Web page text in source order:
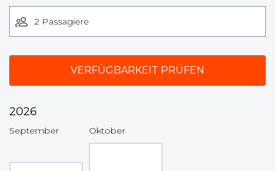
2026
September Oktober